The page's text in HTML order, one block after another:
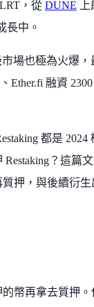
，從 DUNE
長中。
場也極為火爆，
Ether.fi 融資
都是 2024
？這篇
押，與後續衍生
幣再拿去質押。